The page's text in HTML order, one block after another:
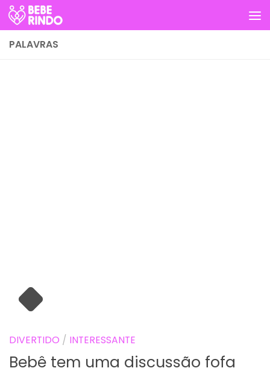
Skip to content
PALAVRAS
DIVERTIDO / INTERESSANTE
Bebê tem uma discussão fofa